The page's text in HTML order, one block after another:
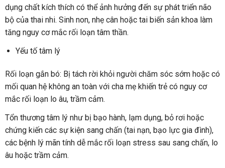
dụng chất kích thích có thể ảnh hưởng đến sự phát triển não
bộ của thai nhi. Sinh non, nhẹ cân hoặc tai biến sản khoa làm
tăng nguy cơ mắc rối loạn tâm thần.
Yếu tố tâm lý
Rối loạn gắn bó: Bị tách rời khỏi người chăm sóc sớm hoặc có
mối quan hệ không an toàn với cha mẹ khiến trẻ có nguy cơ
mắc rối loạn lo âu, trầm cảm.
Tổn thương tâm lý như bị bạo hành, lạm dụng, bỏ rơi hoặc
chứng kiến các sự kiện sang chấn (tai nạn, bạo lực gia đình),
các bệnh lý mãn tính dễ mắc rối loạn stress sau sang chấn, lo
âu hoặc trầm cảm.